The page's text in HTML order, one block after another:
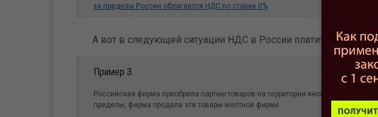
за пределы России облагается НДС по ставке 0%.
А вот в следующей ситуации НДС в России платить не
Пример 3.
Российская фирма приобрела партию товаров на территории иностранного
пределы, фирма продала эти товары местной фирме.